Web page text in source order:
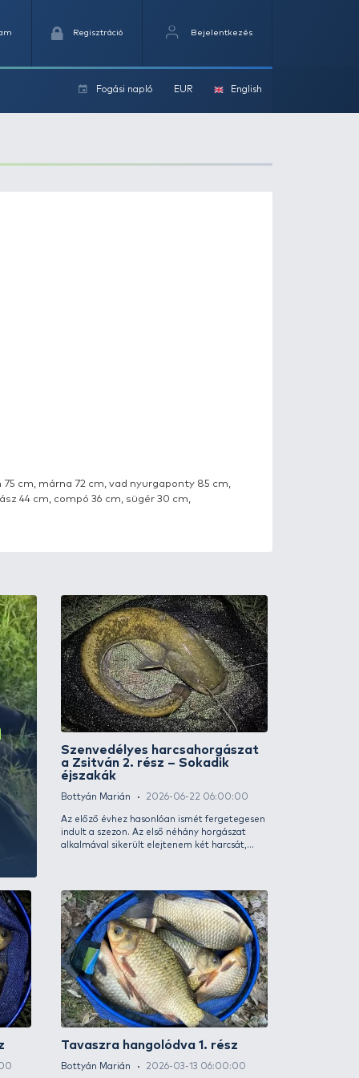
Kedvencek Kosaram
Fogási
118 cm, süllő 84 cm, balin 75 cm, márna 72 cm, vad
keszeg 46 cm, ezüstkárász 44 cm, compó 36 cm,
a Zsitván
a Zsitván 2.
éjszakák
Bottyán Marián
Az előző évhez